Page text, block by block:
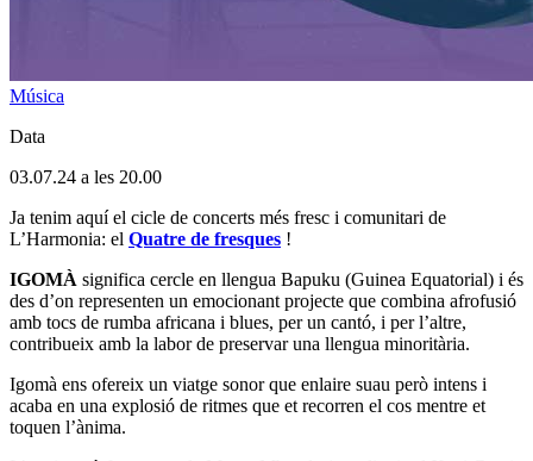
Música
Data
03.07.24 a les 20.00
Ja tenim aquí el cicle de concerts més fresc i comunitari de
L’Harmonia: el Quatre de fresques !
IGOMÀ significa cercle en llengua Bapuku (Guinea Equatorial) i és
des d’on representen un emocionant projecte que combina afrofusió
amb tocs de rumba africana i blues, per un cantó, i per l’altre,
contribueix amb la labor de preservar una llengua minoritària.
Igomà ens ofereix un viatge sonor que enlaire suau però intens i
acaba en una explosió de ritmes que et recorren el cos mentre et
toquen l’ànima.